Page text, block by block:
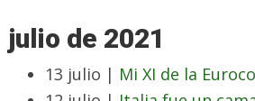
julio de 2021
13 julio | Mi XI de la